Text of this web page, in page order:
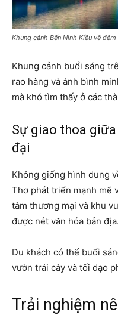
Khung cảnh Bến Ninh Kiều về đêm
Khung cảnh buổi sáng
rao hàng và ánh bình
mà khó tìm thấy ở các
Sự giao thoa
đại
Không giống hình dung
Thơ phát triển mạnh mẽ
tâm thương mại và khu
được nét văn hóa bản địa.
Du khách có thể buổi
vườn trái cây và tối dạo
Trải nghiệm